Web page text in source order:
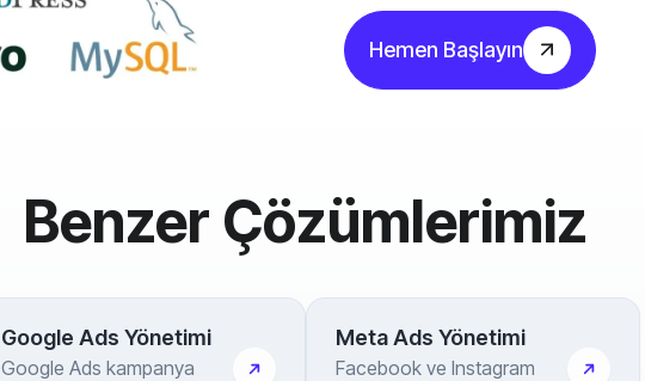
Hemen Başlayın
Benzer Çözümlerimiz
Google Ads Yönetimi
Google Ads kampanya
Meta Ads Yönetimi
Facebook ve Instagram